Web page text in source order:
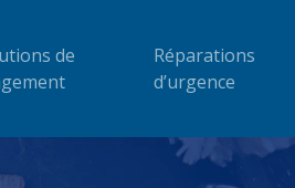
de
Réparations
d’urgence